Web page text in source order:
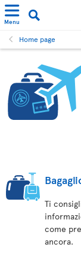
Menu
Home page
Ti
come
ancora.